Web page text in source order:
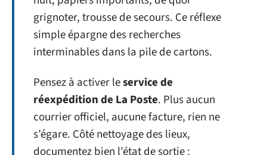
grignoter, trousse de secours. Ce réflexe
simple épargne des recherches
interminables dans la pile de cartons.
Pensez à activer leservice de
réexpédition de La Poste. Plus aucun
courrier officiel, aucune facture, rien ne
s’égare. Côté nettoyage des lieux,